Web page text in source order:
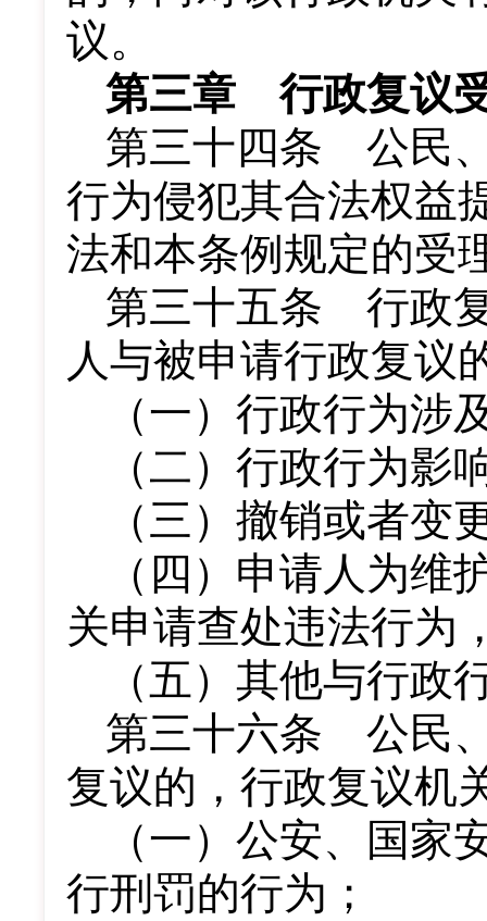
议。
第三章 行政复议
第三十四条 公民
行为侵犯其合法权益
法和本条例规定的受
第三十五条 行政
人与被申请行政复议
（一）行政行为涉
（二）行政行为影
（三）撤销或者变
（四）申请人为维
关申请查处违法行为
（五）其他与行政
第三十六条 公民
复议的，行政复议机
（一）公安、国家
行刑罚的行为；